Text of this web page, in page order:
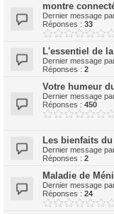
montre
Dernier message
Réponses : 33
L'essentiel de
Dernier message
Réponses : 2
Votre humeur
Dernier message
Réponses : 450
Les bienfaits
Dernier message
Réponses : 2
Maladie de
Dernier message
Réponses : 24